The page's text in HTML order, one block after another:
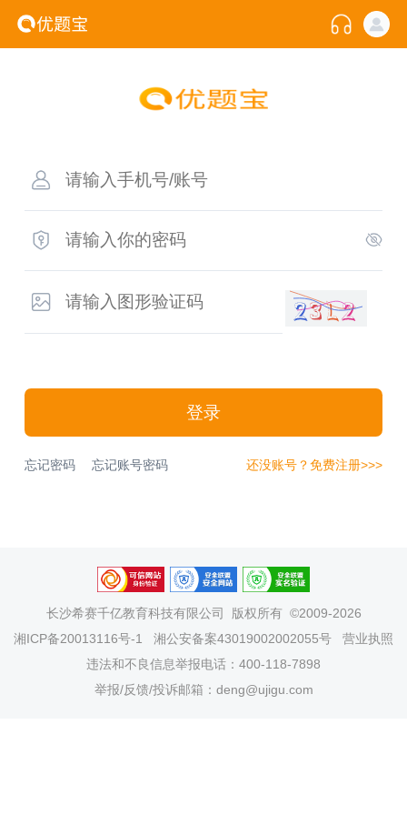
登录
忘记密码 忘记账号密码 还没账号？免费注册>>>
长沙希赛千亿教育科技有限公司
版权所有 ©2009-2026
湘ICP备20013116号-1
湘公安备案43019002002055号
营业执照
违法和不良信息举报电话：400-118-7898
举报/反馈/投诉邮箱：deng@ujigu.com